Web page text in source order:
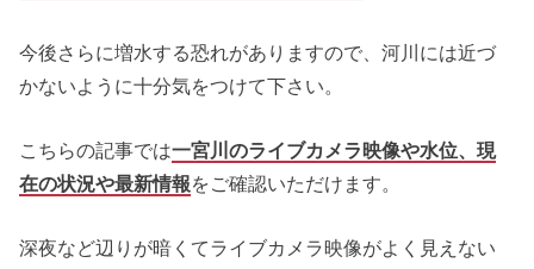
今後さらに増水する恐れがありますので、河川には近づ
かないように十分気をつけて下さい。
こちらの記事では一宮川のライブカメラ映像や水位、現
在の状況や最新情報をご確認いただけます。
深夜など辺りが暗くてライブカメラ映像がよく見えない